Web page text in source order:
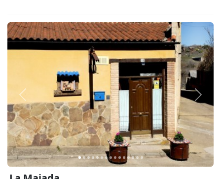
Anterior